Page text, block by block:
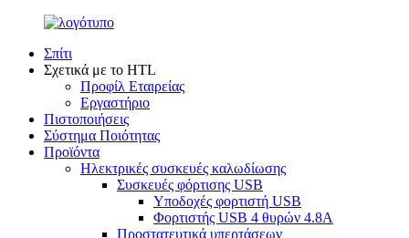
Σπίτι
Σχετικά με το HTL
Προφίλ Εταιρείας
Εργαστήριο
Πιστοποιήσεις
Σύστημα Ποιότητας
Προϊόντα
Ηλεκτρικές συσκευές καλωδίωσης
Συσκευές φόρτισης USB
Υποδοχές φορτιστή USB
Φορτιστής USB 4 θυρών 4.8A
Προστατευτικά υπερτάσεων